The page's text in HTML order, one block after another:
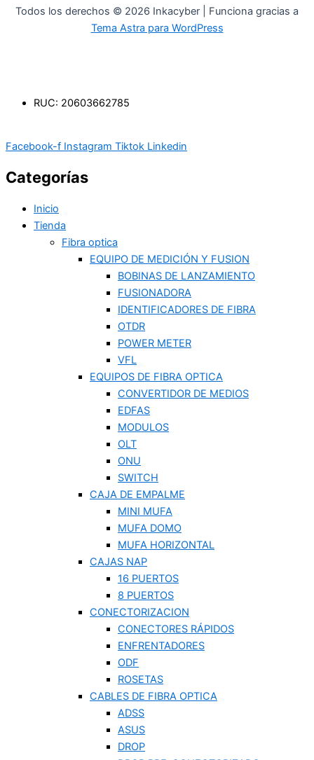
Todos los derechos © 2026 Inkacyber | Funciona gracias a
Tema Astra para WordPress
RUC: 20603662785
Facebook-f Instagram Tiktok Linkedin
Categorías
Inicio
Tienda
Fibra optica
EQUIPO DE MEDICIÓN Y FUSION
BOBINAS DE LANZAMIENTO
FUSIONADORA
IDENTIFICADORES DE FIBRA
OTDR
POWER METER
VFL
EQUIPOS DE FIBRA OPTICA
CONVERTIDOR DE MEDIOS
EDFAS
MODULOS
OLT
ONU
SWITCH
CAJA DE EMPALME
MINI MUFA
MUFA DOMO
MUFA HORIZONTAL
CAJAS NAP
16 PUERTOS
8 PUERTOS
CONECTORIZACION
CONECTORES RÁPIDOS
ENFRENTADORES
ODF
ROSETAS
CABLES DE FIBRA OPTICA
ADSS
ASUS
DROP